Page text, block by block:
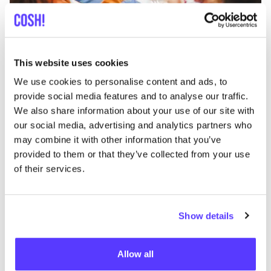
This website uses cookies
We use cookies to personalise content and ads, to
provide social media features and to analyse our traffic.
We also share information about your use of our site with
our social media, advertising and analytics partners who
may combine it with other information that you’ve
provided to them or that they’ve collected from your use
of their services.
Show details
Allow all
Añade a la ruta
List